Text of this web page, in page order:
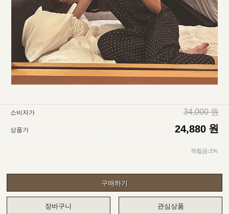
소비자가 34,000 원
상품가 24,880 원
적립금:1%
구매하기
장바구니 관심상품